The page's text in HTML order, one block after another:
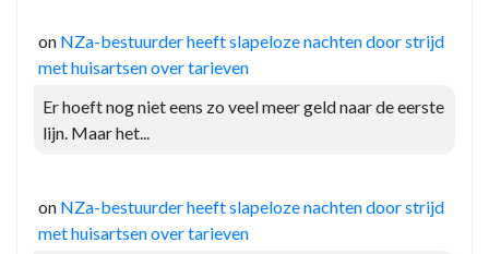
on NZa-bestuurder heeft slapeloze nachten door strijd
met huisartsen over tarieven
Er hoeft nog niet eens zo veel meer geld naar de eerste
lijn. Maar het...
on NZa-bestuurder heeft slapeloze nachten door strijd
met huisartsen over tarieven